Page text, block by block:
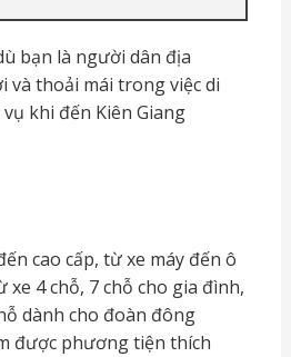
bạn là người dân địa
và thoải mái trong việc di
khi đến Kiên Giang
cao cấp, từ xe máy đến ô
4 chỗ, 7 chỗ cho gia đình,
dành cho đoàn đông
được phương tiện thích